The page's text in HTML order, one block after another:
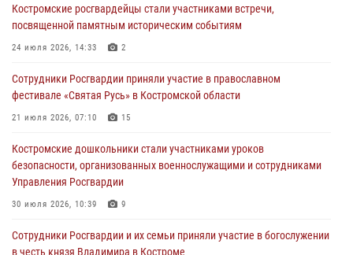
31 июля 2026, 07:08 4
Росгвардейцы знакомят костромичей со службой в ведомстве
Костромские дошкольники стали участниками уроков
безопасности, организованных военнослужащими и сотрудниками
30 июля 2026, 10:39 9
Костромичи активно используют портал «Единых государственных
услуг» для получения услуг по линии Росгвардии
Костромские росгвардейцы стали участниками встречи,
посвященной памятным историческим событиям
24 июля 2026, 14:33 2
Сотрудники Росгвардии приняли участие в православном
фестивале «Святая Русь» в Костромской области
21 июля 2026, 07:10 15
Костромские дошкольники стали участниками уроков
безопасности, организованных военнослужащими и сотрудниками
Управления Росгвардии
30 июля 2026, 10:39 9
Cотрудники Росгвардии и их семьи приняли участие в богослужении
в честь князя Владимира в Костроме